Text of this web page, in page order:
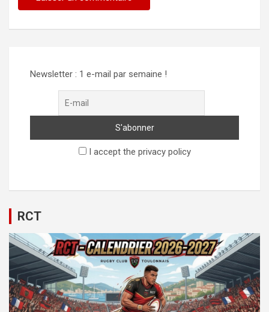
Newsletter : 1 e-mail par semaine !
I accept the privacy policy
RCT